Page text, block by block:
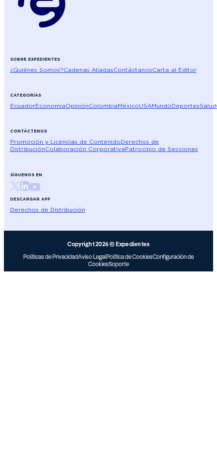
SOBRE EXPEDIENTES
¿Quiénes Somos?Cadenas AliadasContáctanosCarta al Editor
CATEGORÍAS
EcuadorEconomíaOpiniónColombiaMéxicoUSAMundoDeportesSalud
CONTÁCTENOS
Promoción y Licencias de ContenidoDerechos de
DistribuciónColaboración CorporativaPatrocinio de Secciones
SÍGUENOS EN
DESCARGAR APP
Derechos de Distribución
Copyright 2026 © Expedientes
Políticas de PrivacidadAviso LegalPolítica de CookiesConfiguración de
CookiesSoporte